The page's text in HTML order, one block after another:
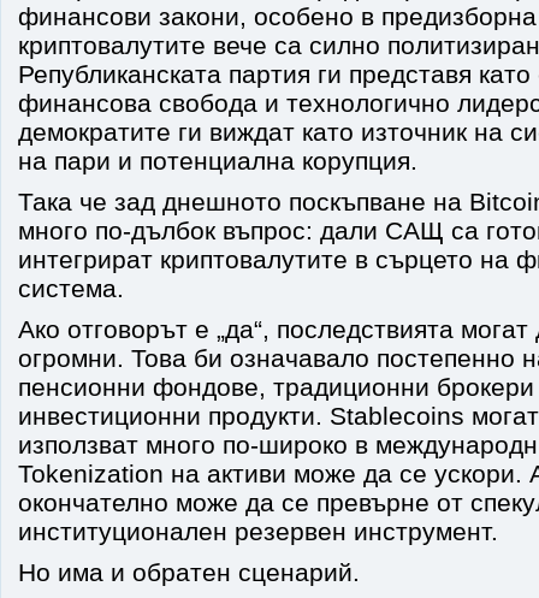
финансови закони, особено в
криптовалутите вече са силно
Републиканската партия ги представя
финансова свобода и технологично
демократите ги виждат като източник на
на пари и потенциална корупция.
Така че зад днешното поскъпване на
много по-дълбок въпрос: дали САЩ са
интегрират криптовалутите в сърцето на
система.
Ако отговорът е „да“, последствията
огромни. Това би означавало постепенно
пенсионни фондове, традиционни
инвестиционни продукти. Stablecoins
използват много по-широко в
Tokenization на активи може да се ускори.
окончателно може да се превърне от
институционален резервен инструмент.
Но има и обратен сценарий.